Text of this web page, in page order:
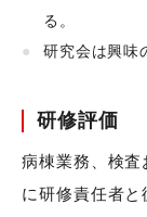
る。
研究会は興味
研修評価
病棟業務、検査
に研修責任者